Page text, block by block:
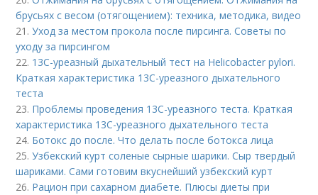
брусьях с весом (отягощением): техника, методика, видео
21.Уход за местом прокола после пирсинга. Советы по
уходу за пирсингом
22. 13С-уреазный дыхательный тест на Helicobacter pylori.
Краткая характеристика 13С-уреазного дыхательного
теста
23. Проблемы проведения 13С-уреазного теста. Краткая
характеристика 13С-уреазного дыхательного теста
24. Ботокс до после. Что делать после ботокса лица
25.Узбекский курт соленые сырные шарики. Сыр твердый
шариками. Сами готовим вкуснейший узбекский курт
26. Рацион при сахарном диабете. Плюсы диеты при